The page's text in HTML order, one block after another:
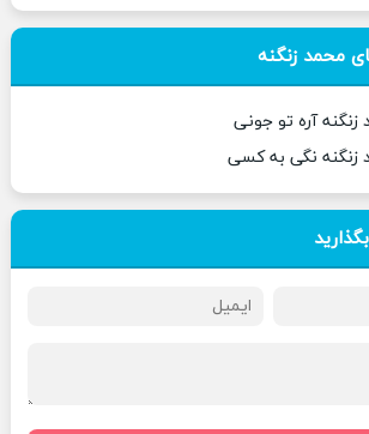
محمد زنگنه
آره تو جونی
زنگنه نگی به کسی